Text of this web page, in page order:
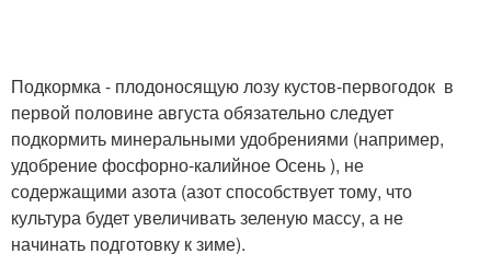
Подкормка - плодоносящую лозу кустов-первогодок в
первой половине августа обязательно следует
подкормить минеральными удобрениями (например,
удобрение фосфорно-калийное Осень ), не
содержащими азота (азот способствует тому, что
культура будет увеличивать зеленую массу, а не
начинать подготовку к зиме).